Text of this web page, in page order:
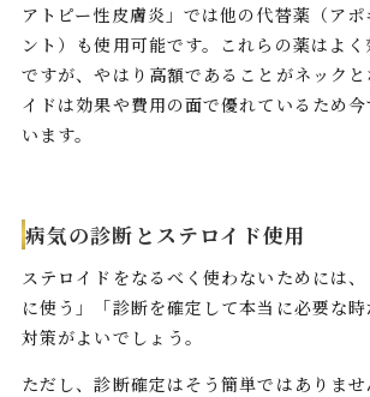
アトピー性皮膚炎」では他の代替薬（アポ
ント）も使用可能です。これらの薬はよ
ですが、やはり高額であることがネック
イドは効果や費用の面で優れているため
います。
病気の診断とステロイド使用
ステロイドをなるべく使わないためには
に使う」「診断を確定して本当に必要な
対策がよいでしょう。
ただし、診断確定はそう簡単ではありま